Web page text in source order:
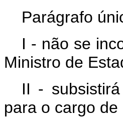
Parágrafo
I - não se
Ministro de
II -
para o cargo